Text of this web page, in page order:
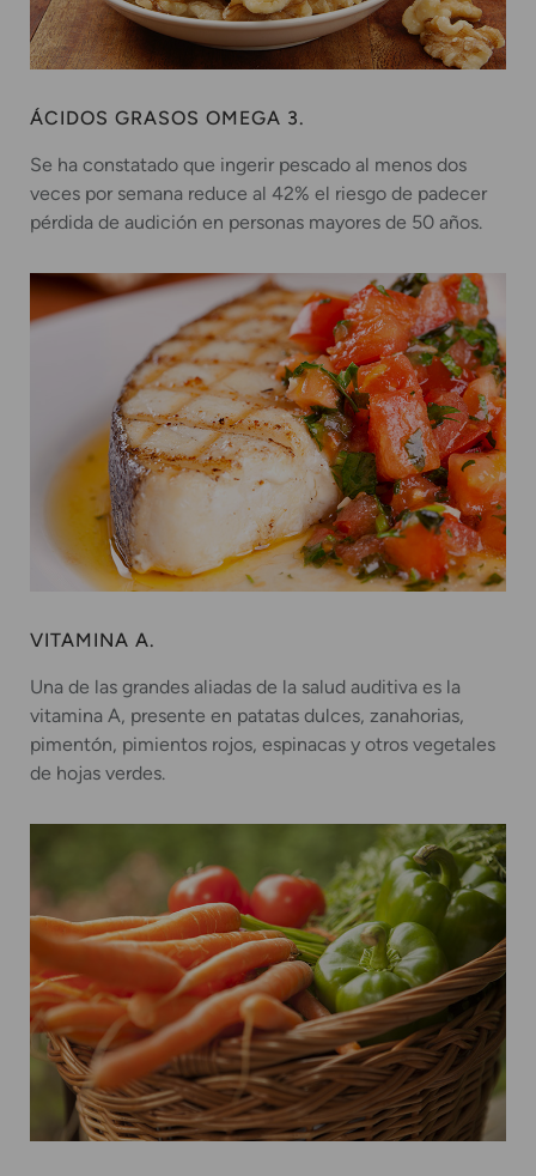
ÁCIDOS GRASOS OMEGA 3.
Se ha constatado que ingerir pescado al menos dos
veces por semana reduce al 42% el riesgo de padecer
pérdida de audición en personas mayores de 50 años.
VITAMINA A.
Una de las grandes aliadas de la salud auditiva es la
vitamina A, presente en patatas dulces, zanahorias,
pimentón, pimientos rojos, espinacas y otros vegetales
de hojas verdes.